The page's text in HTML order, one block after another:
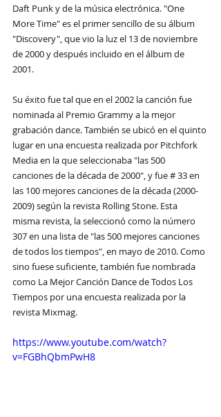
Daft Punk y de la música electrónica. "One
More Time" es el primer sencillo de su álbum
"Discovery", que vio la luz el 13 de noviembre
de 2000 y después incluido en el álbum de
2001.
Su éxito fue tal que en el 2002 la canción fue
nominada al Premio Grammy a la mejor
grabación dance. También se ubicó en el quinto
lugar en una encuesta realizada por Pitchfork
Media en la que seleccionaba "las 500
canciones de la década de 2000", y fue # 33 en
las 100 mejores canciones de la década (2000-
2009) según la revista Rolling Stone.​ Esta
misma revista, la seleccionó como la número
307 en una lista de "las 500 mejores canciones
de todos los tiempos", en mayo de 2010. Como
sino fuese suficiente, también fue nombrada
como La Mejor Canción Dance de Todos Los
Tiempos por una encuesta realizada por la
revista Mixmag.
https://www.youtube.com/watch?
v=FGBhQbmPwH8